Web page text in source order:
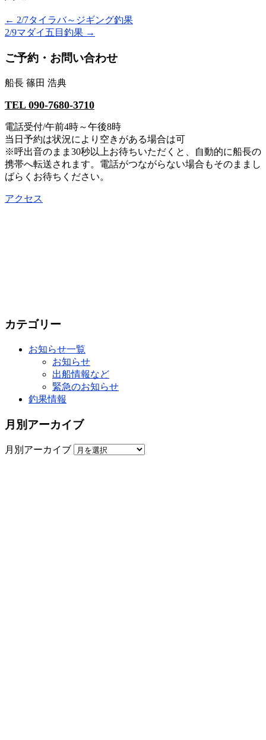
← 2/7タイラバ～ジギング釣果
2/9マダイ五目釣果 →
ご予約・お問い合わせ
船長 篠田 浩典
TEL 090-7680-3710
電話受付/午前4時～午後8時
当日予約は状況により空きがある場合は可
※呼出音のまま30秒以上お待ちいただくと、自動的に船長の
携帯へ転送されます。電話がつながらない場合もそのままし
ばらくお待ちください。
アクセス
カテゴリー
お知らせ一覧
お知らせ
出船情報など
緊急のお知らせ
釣果情報
月別アーカイブ
月別アーカイブ